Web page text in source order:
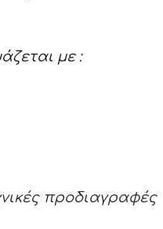
με :
προδιαγραφές